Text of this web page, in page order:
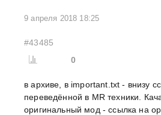
9 апреля 2018 18:25
#43485
0
в архиве, в important.txt - внизу
переведённой в MR техники.
оригинальный мод - ссылка на